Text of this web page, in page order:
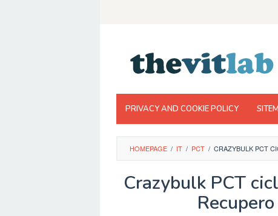
PRIVACY AND COOKIE POLICY
HOMEPAGE / IT / PCT / CRAZYBULK PCT
Crazybulk PCT